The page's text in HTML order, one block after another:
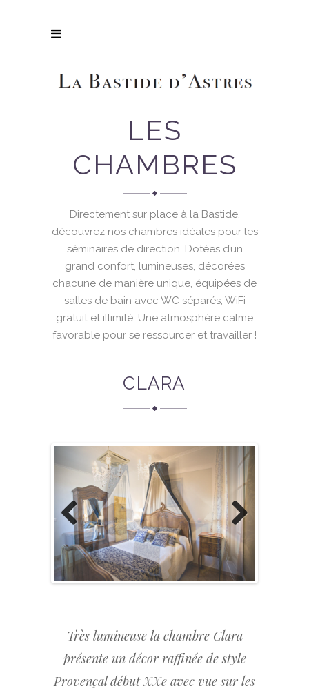
LES
CHAMBRES
Directement sur place à la Bastide,
découvrez nos chambres idéales pour les
séminaires de direction. Dotées d’un
grand confort, lumineuses, décorées
chacune de manière unique, équipées de
salles de bain avec WC séparés, WiFi
gratuit et illimité. Une atmosphère calme
favorable pour se ressourcer et travailler !
CLARA
Previous Next
Très lumineuse la chambre Clara
présente un décor raffinée de style
Provençal début XXe avec vue sur les